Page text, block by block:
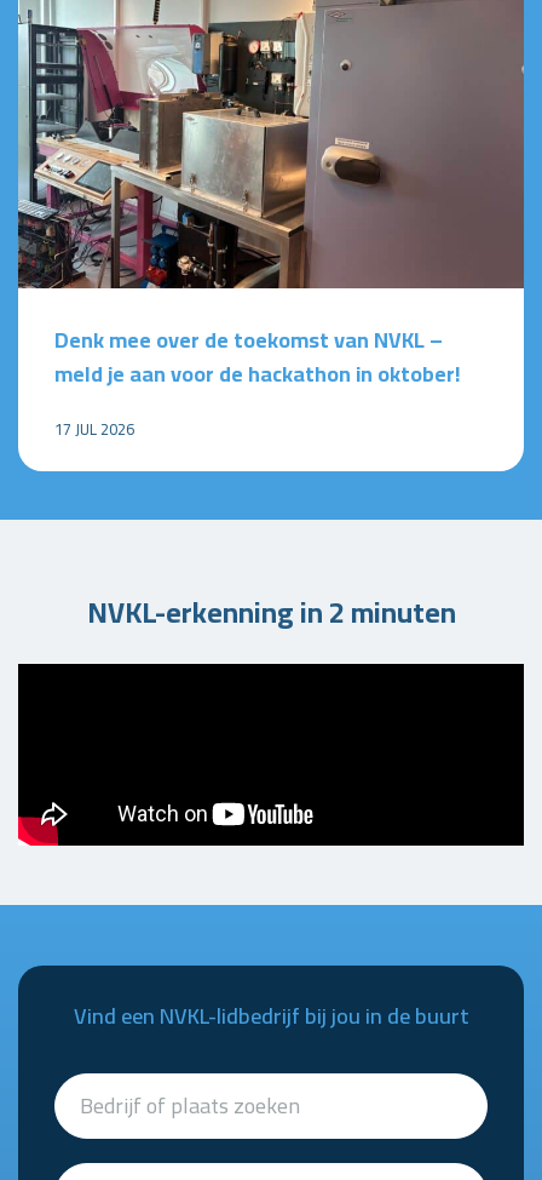
Denk mee over de toekomst van NVKL –
meld je aan voor de hackathon in oktober!
17 JUL 2026
NVKL-erkenning in 2 minuten
Vind een NVKL-lidbedrijf bij jou in de buurt